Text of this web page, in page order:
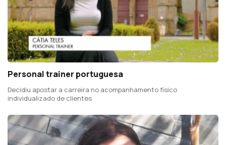
Personal trainer portuguesa
Decidiu apostar a carreira no acompanhamento físico
individualizado de clientes